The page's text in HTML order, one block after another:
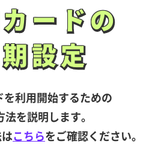
ードの
設定
ードの
設定
を利用開始するための
法を説明します。
こちらをご確認ください。